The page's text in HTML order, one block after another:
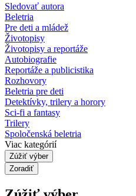
Sledovať autora
Beletria
Pre deti a mládež
Životopisy
Životopisy a reportáže
Autobiografie
Reportáže a publicistika
Rozhovory
Beletria pre deti
Detektívky, trilery a horory
Sci-fi a fantasy
Trilery
Spoločenská beletria
Viac kategórií
Zúžiť výber
Zoradiť